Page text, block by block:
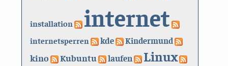
installation internet
internetsperren kde Kindermund
kino Kubuntu laufen Linux